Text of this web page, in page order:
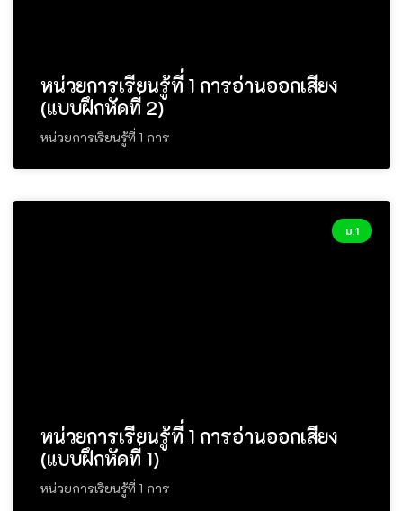
หน่วยการเรียนรู้ที่ 1 การอ่านออกเสียง
(แบบฝึกหัดที่ 2)
หน่วยการเรียนรู้ที่ 1 การ
ม.1
หน่วยการเรียนรู้ที่ 1 การอ่านออกเสียง
(แบบฝึกหัดที่ 1)
หน่วยการเรียนรู้ที่ 1 การ